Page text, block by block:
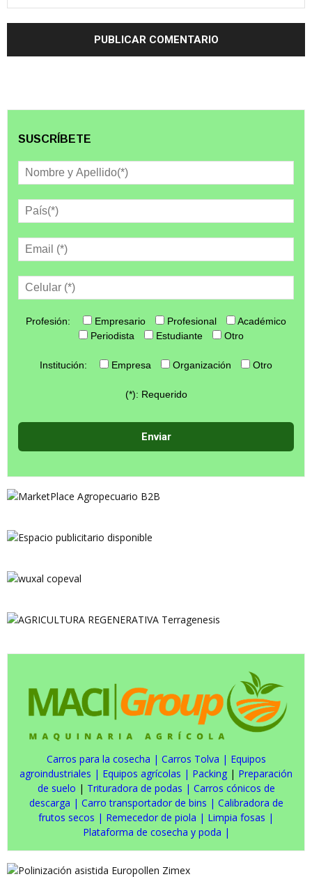
SUSCRÍBETE
Profesión: Empresario Profesional
Académico
Periodista
Estudiante Otro
Institución: Empresa Organización Otro
(*): Requerido
Carros para la cosecha | Carros Tolva | Equipos
agroindustriales | Equipos agrícolas | Packing | Preparación
de suelo | Trituradora de podas | Carros cónicos de
descarga | Carro transportador de bins | Calibradora de
frutos secos | Remecedor de piola | Limpia fosas |
Plataforma de cosecha y poda |